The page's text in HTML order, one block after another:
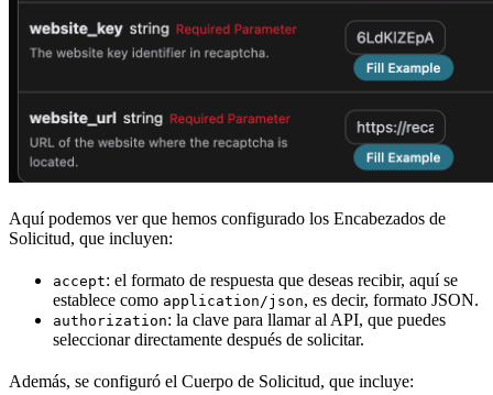
Aquí podemos ver que hemos configurado los Encabezados de
Solicitud, que incluyen:
accept: el formato de respuesta que deseas recibir, aquí se
establece como application/json, es decir, formato JSON.
authorization: la clave para llamar al API, que puedes
seleccionar directamente después de solicitar.
Además, se configuró el Cuerpo de Solicitud, que incluye: